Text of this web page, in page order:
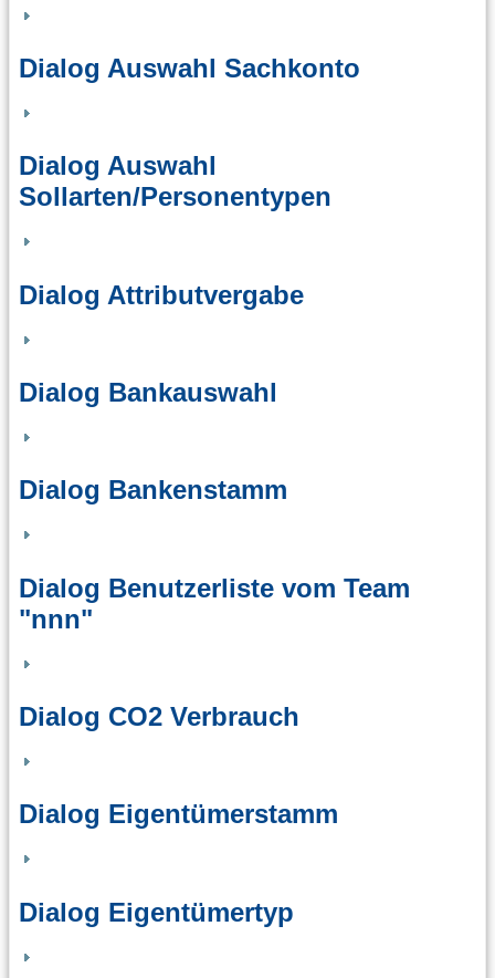
Dialog Auswahl Sachkonto
Dialog Auswahl
Sollarten/Personentypen
Dialog Attributvergabe
Dialog Bankauswahl
Dialog Bankenstamm
Dialog Benutzerliste vom Team
"nnn"
Dialog CO2 Verbrauch
Dialog Eigentümerstamm
Dialog Eigentümertyp